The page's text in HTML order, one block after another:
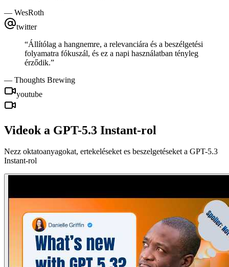
— WesRoth
twitter
“Állítólag a hangnemre, a relevanciára és a beszélgetési
folyamatra fókuszál, és ez a napi használatban tényleg
érződik.”
— Thoughts Brewing
youtube
Videok a GPT-5.3 Instant-rol
Nezz oktatoanyagokat, ertekeléseket es beszelgetéseket a GPT-5.3
Instant-rol